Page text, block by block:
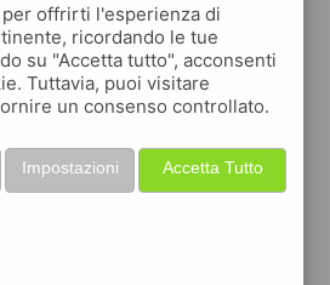
ip api
tamoil
offrirti l'esperienza di
ricordando le tue
su "Accetta tutto", acconsenti
Tuttavia, puoi visitare
un consenso controllato.
Accetta Tutto
Impostazioni